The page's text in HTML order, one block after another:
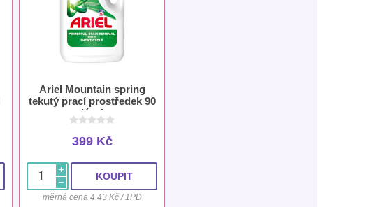
Ariel Mountain spring
tekutý prací prostředek 90
dávek
399 Kč
i
h
měrná cena 4,43 Kč / 1PD